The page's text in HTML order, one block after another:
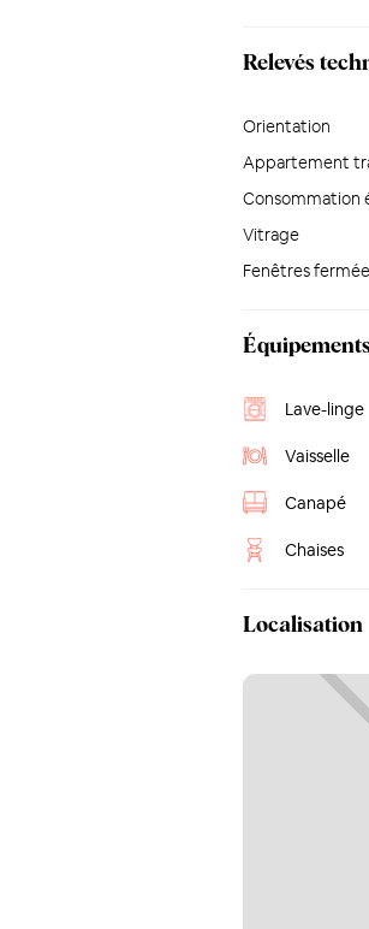
Relevés
Orientation
Appartement
Consommation
Vitrage
Fenêtres
Lave-linge
Vaisselle
Canapé
Chaises
Localisation